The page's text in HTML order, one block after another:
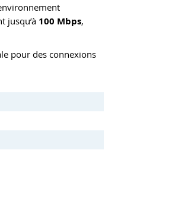
jusqu’à 100 Mbps,
pour des connexions